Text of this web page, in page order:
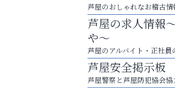
芦屋のおしゃれなお稽古情
芦屋の求人情報
や～
芦屋のアルバイト・正社員
芦屋安全掲示板
芦屋警察と芦屋防犯協会